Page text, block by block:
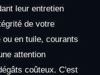
leur entretien
de votre
en tuile, courants
attention
coûteux. C'est